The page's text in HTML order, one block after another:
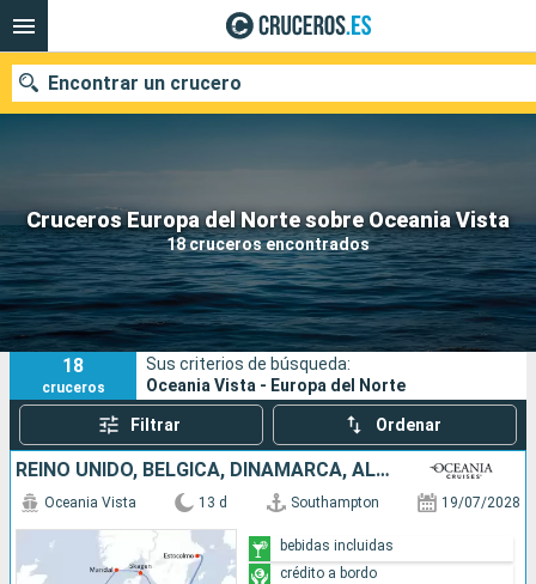
Cruceros Europa del Norte sobre Oceania Vista
18 cruceros encontrados
Encontrar un crucero
Nuestros destinos
Fecha de salida
Puertos Compañías
Buscar
18
cruceros
Sus criterios de búsqueda:
Oceania Vista - Europa del Norte
Filtrar Ordenar
REINO UNIDO, BÉLGICA, DINAMARCA, ALEMANIA, SUECIA, NORUEGA
Oceania Vista 13 d Southampton 19/07/2028
bebidas incluidas
crédito a bordo